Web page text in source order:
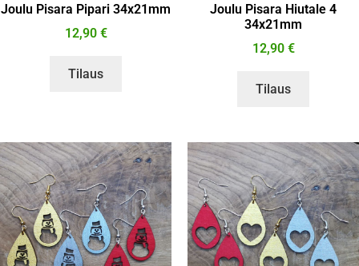
Joulu Pisara Pipari 34x21mm
12,90 €
Tilaus
Joulu Pisara Hiutale 4
34x21mm
12,90 €
Tilaus